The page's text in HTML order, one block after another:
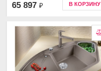
65 897 ₽ В КОРЗИНУ